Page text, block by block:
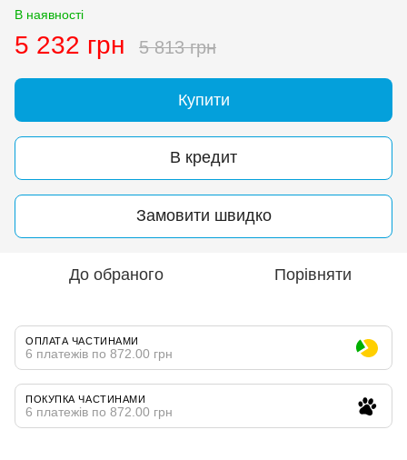
В наявності
5 232 грн 5 813 грн
Купити
В кредит
Замовити швидко
До обраного Порівняти
ОПЛАТА ЧАСТИНАМИ
6 платежів по 872.00 грн
ПОКУПКА ЧАСТИНАМИ
6 платежів по 872.00 грн